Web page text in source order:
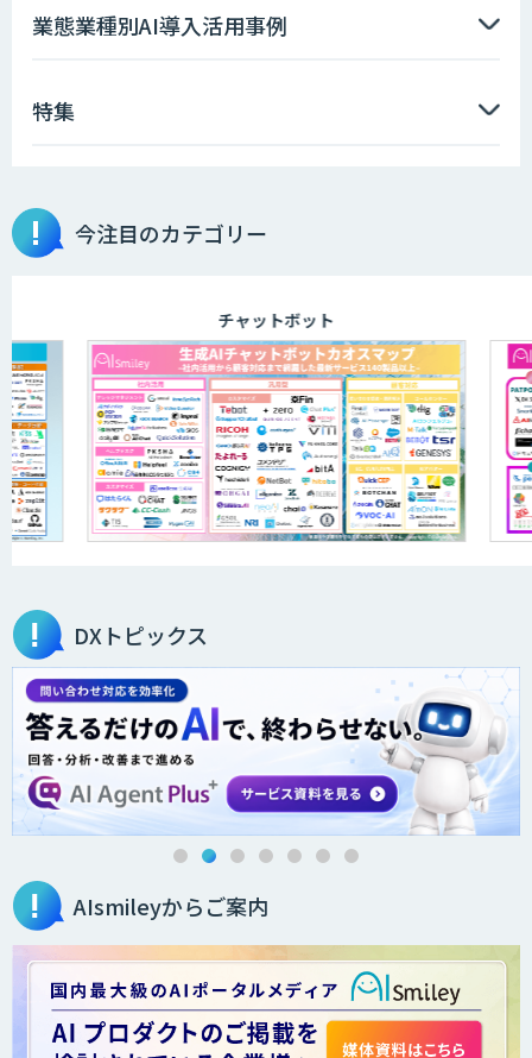
ソフトクリエイトのAI開発サービス
TDSEEye
APTOのAI受託開発
高性能・省電力を両立した小型AIゲート
ウェイ「ARTiGO A5000」
高性能 AI エンジン搭載エッジシステム
「VAB-5000」
３次元計測アプリRulerless
AIカメラ搭載ドライブレコーダー「VIA
LINE WORKS PaperOn
業態業種別AI導入活用事例
特集
今注目のカテゴリー
チャットボット
DXトピックス
AIsmileyからご案内